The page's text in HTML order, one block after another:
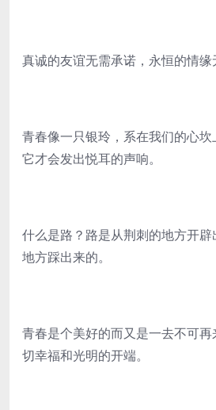
真诚的友谊无需承诺，永恒的情缘
青春像一只银玲，系在我们的心坎
它才会发出悦耳的声响。
什么是路？路是从荆刺的地方开
地方踩出来的。
青春是个美好的而又是一去不可
切幸福和光明的开端。